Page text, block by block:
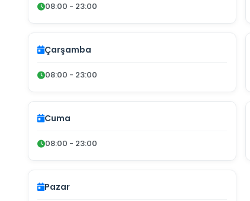
08:00 - 23:00
Çarşamba
08:00 - 23:00
Cuma
08:00 - 23:00
Pazar